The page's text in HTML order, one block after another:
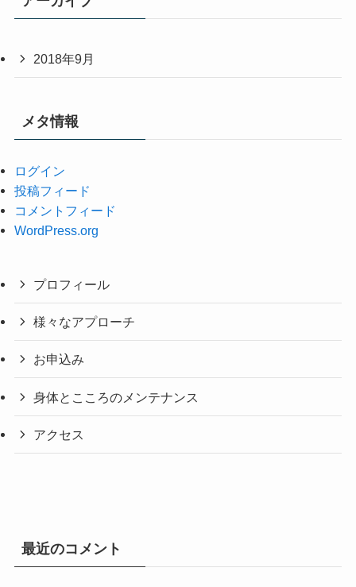
2018年9月
メタ情報
ログイン
投稿フィード
コメントフィード
WordPress.org
プロフィール
様々なアプローチ
お申込み
身体とこころのメンテナンス
アクセス
最近のコメント